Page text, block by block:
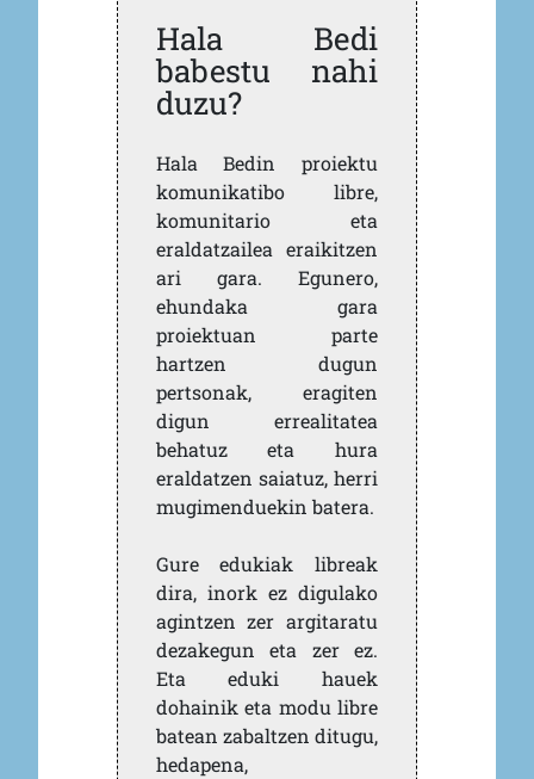
Hala Bedi
babestu nahi
duzu?
Hala Bedin proiektu
komunikatibo libre,
komunitario eta
eraldatzailea eraikitzen
ari gara. Egunero,
ehundaka gara
proiektuan parte
hartzen dugun
pertsonak, eragiten
digun errealitatea
behatuz eta hura
eraldatzen saiatuz, herri
mugimenduekin batera.
Gure edukiak libreak
dira, inork ez digulako
agintzen zer argitaratu
dezakegun eta zer ez.
Eta eduki hauek
dohainik eta modu libre
batean zabaltzen ditugu,
hedapena,